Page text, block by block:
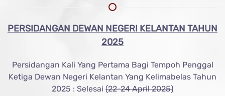
PERSIDANGAN DEWAN NEGERI KELANTAN TAHUN
2025
Persidangan Kali Yang Pertama Bagi Tempoh Penggal
Ketiga Dewan Negeri Kelantan Yang Kelimabelas Tahun
2025 : Selesai (22-24 April 2025)